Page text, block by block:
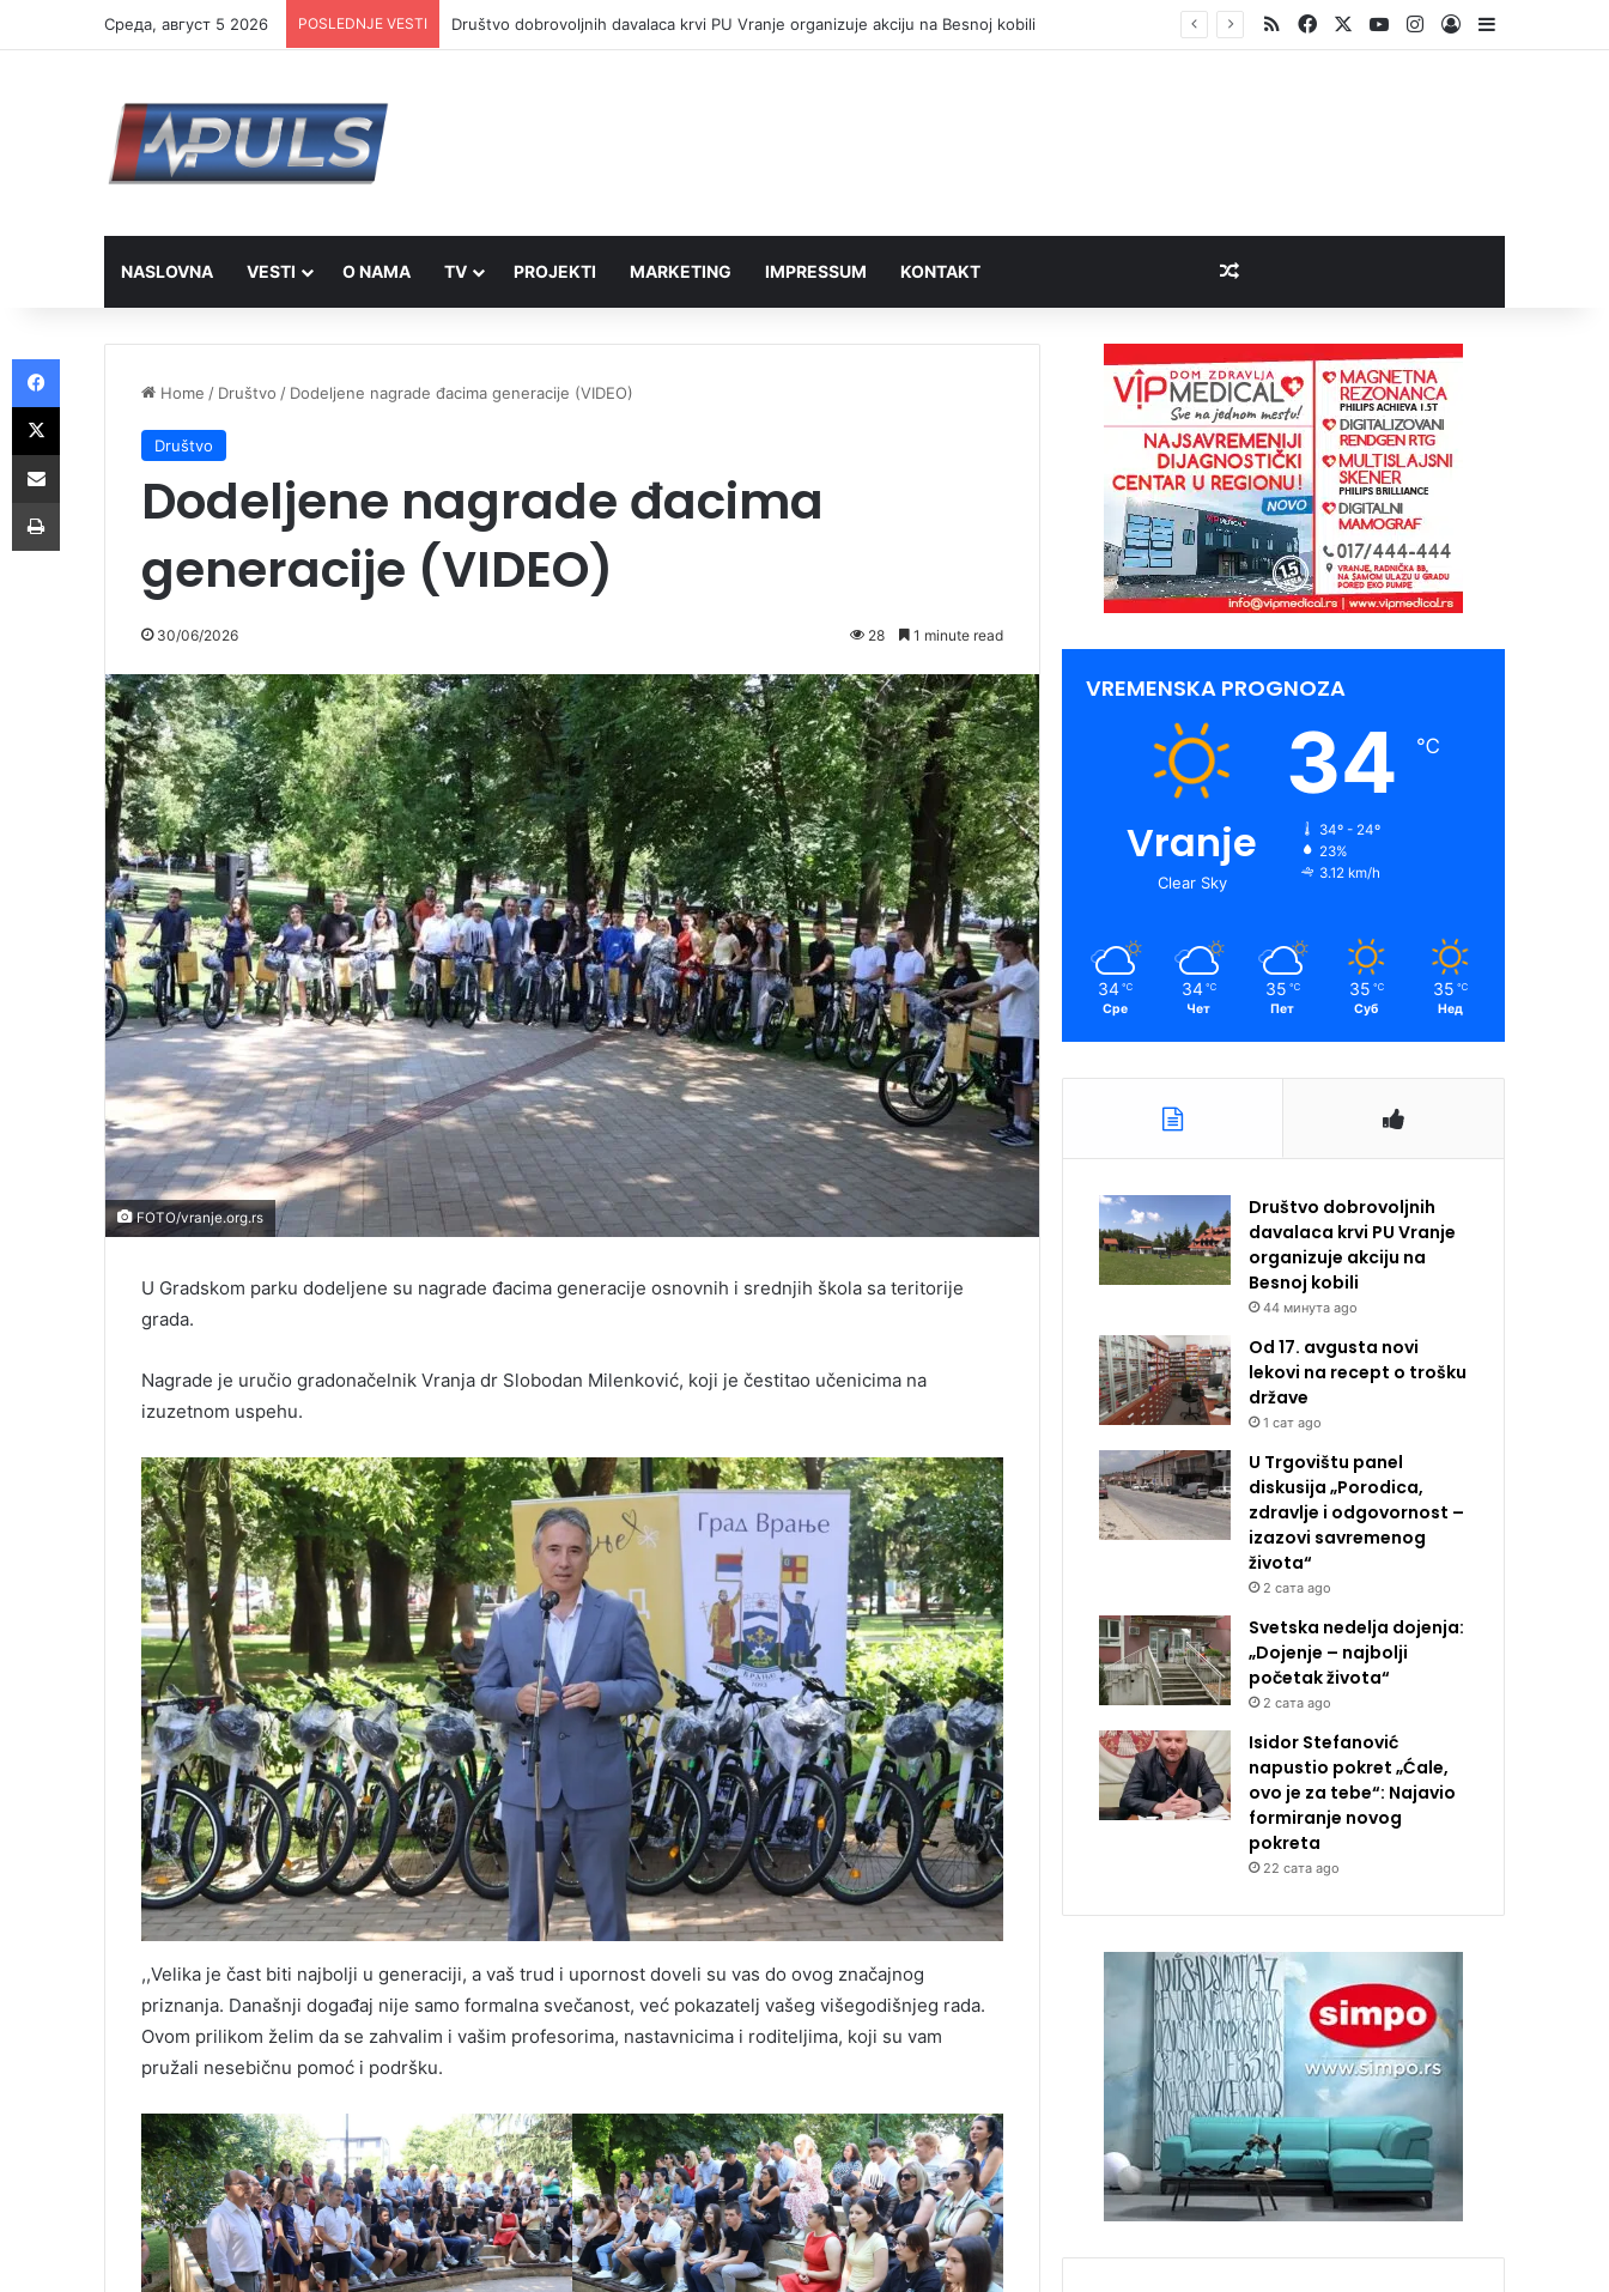
Cреда, август 5 2026 POSLEDNJE VESTI Od 17. avgusta novi lekovi na recept o trošku države RSSFacebookYouTubeInstagram
Log InSidebar
NASLOVNA VESTI O NAMA TV PROJEKTI MARKETING IMPRESSUM KONTAKT Random Article
Home / Društvo / Dodeljene nagrade đacima generacije (VIDEO)
Društvo
Dodeljene nagrade đacima
generacije (VIDEO)
30/06/2026 28 1 minute read
FOTO/vranje.org.rs
U Gradskom parku dodeljene su nagrade đacima generacije osnovnih i srednjih škola sa teritorije
grada.
Nagrade je uručio gradonačelnik Vranja dr Slobodan Milenković, koji je čestitao učenicima na
izuzetnom uspehu.
,,Velika je čast biti najbolji u generaciji, a vaš trud i upornost doveli su vas do ovog značajnog
priznanja. Današnji događaj nije samo formalna svečanost, već pokazatelj vašeg višegodišnjeg rada.
Ovom prilikom želim da se zahvalim i vašim profesorima, nastavnicima i roditeljima, koji su vam
pružali nesebičnu pomoć i podršku.
VREMENSKA PROGNOZA
Vranje
Clear Sky
34 ℃
34º - 24º
23%
3.12 km/h
34 ℃
Сре
34 ℃
Чет
35 ℃
Пет
35 ℃
Суб
35 ℃
Нед
Društvo dobrovoljnih
davalaca krvi PU Vranje
organizuje akciju na
Besnoj kobili
44 минута ago
Od 17. avgusta novi
lekovi na recept o trošku
države
1 сат ago
U Trgovištu panel
diskusija „Porodica,
zdravlje i odgovornost –
izazovi savremenog
života“
2 сата ago
Svetska nedelja dojenja:
„Dojenje – najbolji
početak života“
2 сата ago
Isidor Stefanović
napustio pokret „Ćale,
ovo je za tebe“: Najavio
formiranje novog
pokreta
22 сата ago
Facebook
X
Share via Email